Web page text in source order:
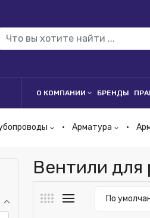
О КОМПАНИИ БРЕНДЫ
Арматура
Вентили для
По